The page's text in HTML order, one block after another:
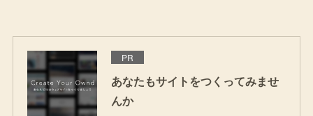
PR
あなたもサイトをつくってみませ
んか